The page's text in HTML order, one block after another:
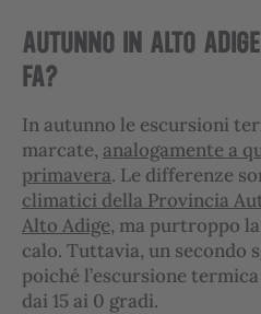
AUTUNNO IN ALTO
FA?
In autunno le escursioni
marcate, analogamente a
primavera. Le differenze
climatici della Provincia
Alto Adige, ma purtroppo
calo. Tuttavia, un secondo
poiché l’escursione
dai 15 ai 0 gradi.